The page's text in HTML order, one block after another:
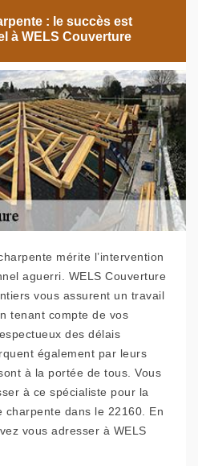
: le succès est
à WELS Couverture
mérite l’intervention
aguerri. WELS Couverture
vous assurent un travail
tenant compte de vos
des délais
également par leurs
à la portée de tous. Vous
à ce spécialiste pour la
charpente dans le 22160. En
vous adresser à WELS